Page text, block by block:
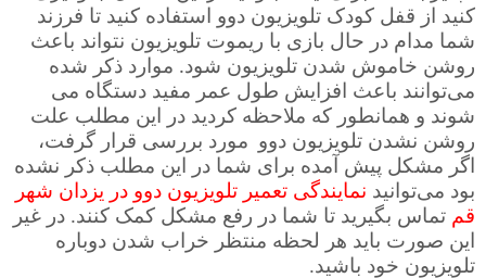
کنید از قفل‌ کودک تلویزیون دوو استفاده کنید تا فرزند
شما مدام در حال بازی با ریموت تلویزیون نتواند باعث
روشن خاموش شدن تلویزیون شود. موارد ذکر شده
می‌توانند باعث افزایش طول عمر مفید دستگاه می
شوند و همانطور که ملاحظه کردید در این مطلب علت
روشن نشدن تلویزیون دوو مورد بررسی قرار گرفت،
اگر مشکل پیش آمده برای شما در این مطلب ذکر نشده
بود می‌توانید نمایندگی تعمیر تلویزیون دوو در یزدان شهر
قم تماس بگیرید تا شما در رفع مشکل کمک کنند. در غیر
این صورت باید هر لحظه منتظر خراب شدن دوباره
تلویزیون خود باشید.